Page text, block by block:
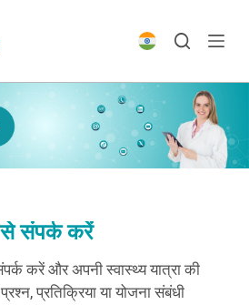
से संपर्क करें
करें और अपनी स्वास्थ्य यात्रा की
प्रतिक्रिया या योजना संबंधी